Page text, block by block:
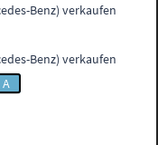
Benz) verkaufen
Benz) verkaufen
A